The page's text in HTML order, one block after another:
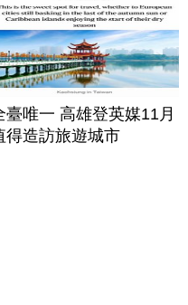
臺唯一 高雄登英媒11月
得造訪旅遊城市